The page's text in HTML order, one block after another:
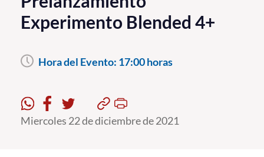
PUCV Internacional
Vinculación con el Medio
Admisión
Pregrado
Postgrado
Experimento Blended 4+
Hora del Evento: 17:00 horas
Miercoles 22 de diciembre de 2021